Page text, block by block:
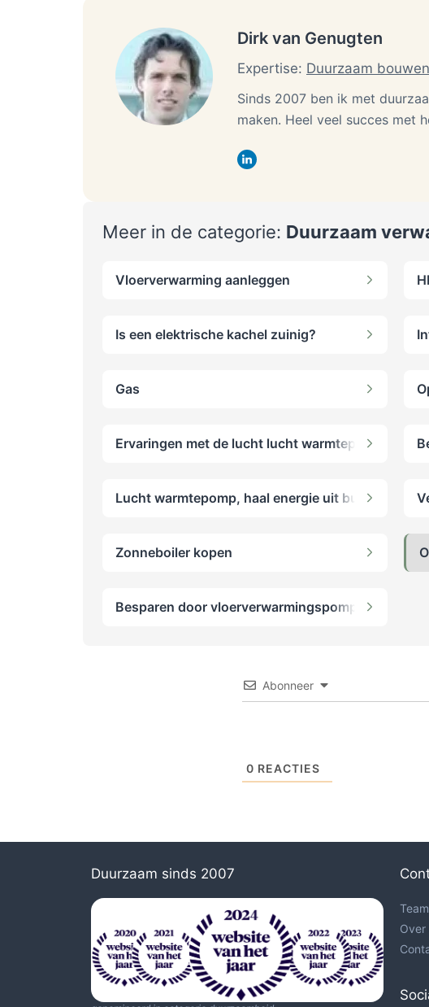
Dirk van Genugten
Expertise: Duurzaam
Sinds 2007 ben ik met
maken. Heel veel succes met
Meer in de categorie: Duurzaam
Vloerverwarming aanleggen
Is een elektrische kachel zuinig?
Gas
Ervaringen met de lucht lucht warmtepomp
Lucht warmtepomp, haal energie uit buitenlucht
Zonneboiler kopen
Besparen door vloerverwarmingspomp te
Abonneer
0 REACTIES
Duurzaam sinds 2007
Team
Over